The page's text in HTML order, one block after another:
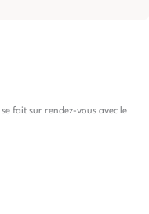
fait sur rendez-vous avec le